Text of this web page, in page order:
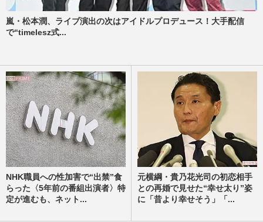
嵐・松本潤、ライブ演出の次はアイドルプロデュース！大手配信
で“timelesz式...
NHK職員への性加害で“出禁”食
らった〈5年前の番組出演者〉特
定が進むも、ネット...
元横綱・貴乃花光司の初恋相手
との再婚で見せた“幸せ太り”姿
に「昔より幸せそう」「...